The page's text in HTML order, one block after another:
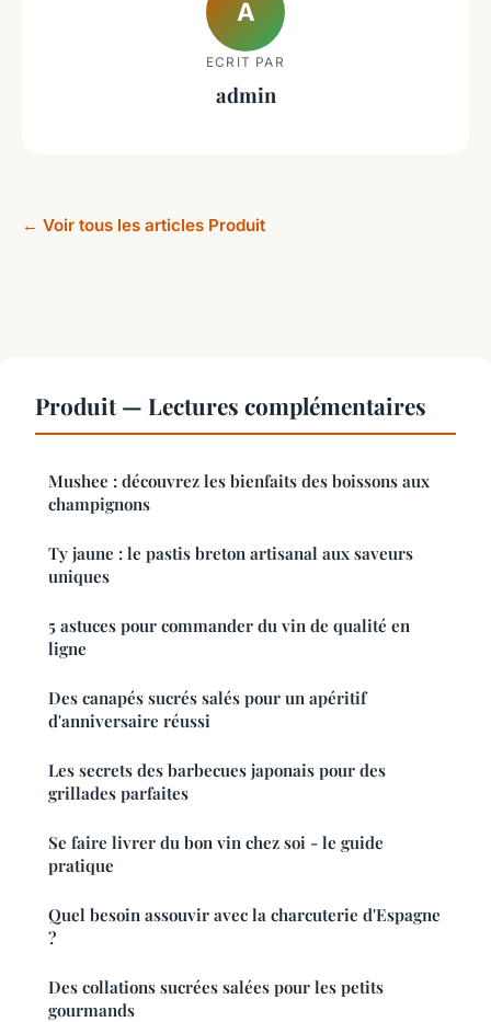
A
ECRIT PAR
admin
← Voir tous les articles Produit
Produit — Lectures complémentaires
Mushee : découvrez les bienfaits des boissons aux
champignons
Ty jaune : le pastis breton artisanal aux saveurs
uniques
5 astuces pour commander du vin de qualité en
ligne
Des canapés sucrés salés pour un apéritif
d'anniversaire réussi
Les secrets des barbecues japonais pour des
grillades parfaites
Se faire livrer du bon vin chez soi - le guide
pratique
Quel besoin assouvir avec la charcuterie d'Espagne
?
Des collations sucrées salées pour les petits
gourmands